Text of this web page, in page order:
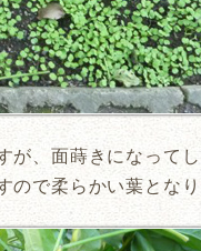
、面蒔きになってし
ので柔らかい葉とな